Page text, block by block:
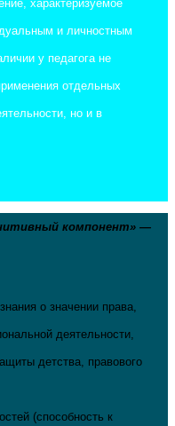
характеризуемое
и личностным
у педагога не
отдельных
но и в
компонент» —
о значении права,
деятельности,
детства, правового
(способность к